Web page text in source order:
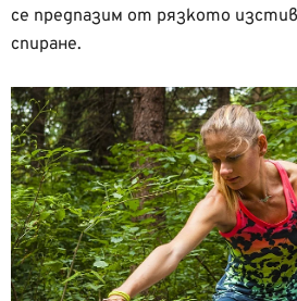
се предпазим от рязкото
спиране.